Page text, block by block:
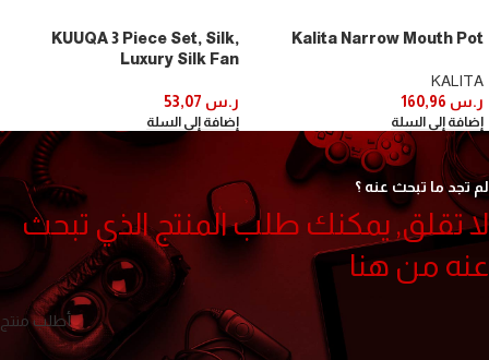
Kalita Narrow Mouth Pot
KALITA
ر.س
إضافة إلى السلة
KUUQA 3 Piece Set, Silk,
Luxury Silk Fan
ر.س
إضافة إلى السلة
لم تجد ما تبحث عنه ؟
لا تقلق, يمكنك طلب المنتج الذي تبحث
عنه من هنا
أطلب منتج